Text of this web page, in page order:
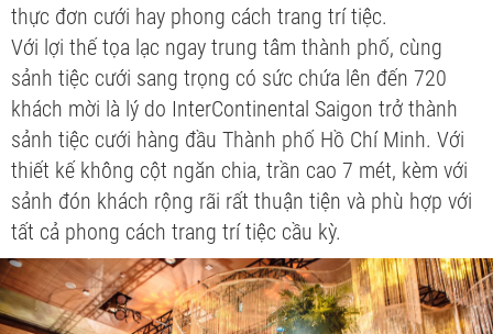
thực đơn cưới hay phong cách trang trí tiệc.
Với lợi thế tọa lạc ngay trung tâm thành phố, cùng
sảnh tiệc cưới sang trọng có sức chứa lên đến 720
khách mời là lý do InterContinental Saigon trở thành
sảnh tiệc cưới hàng đầu Thành phố Hồ Chí Minh. Với
thiết kế không cột ngăn chia, trần cao 7 mét, kèm với
sảnh đón khách rộng rãi rất thuận tiện và phù hợp với
tất cả phong cách trang trí tiệc cầu kỳ.